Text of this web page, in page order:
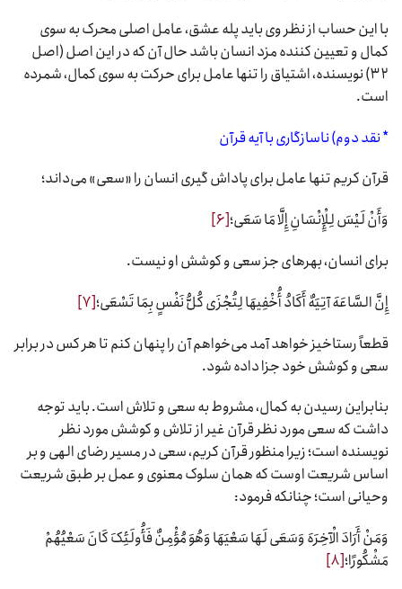
با این حساب از نظر وی باید پله عشق، عامل اصلی محرک به سوی
کمال و تعیین کننده مزد انسان باشد حال آن که در این اصل (اصل
۳۲) نویسنده، اشتیاق را تنها عامل برای حرکت به سوی کمال، شمرده
است.
* نقد دوم) ناسازگاری با آیه قرآن
قرآن کریم تنها عامل برای پاداش گیری انسان را «سعی» می‌داند؛
وَأَنْ لَیْسَ لِلْإِنْسَانِ إِلَّا مَا سَعَى؛[۶]
برای انسان، بهرهای جز سعی و کوشش او نیست.
إِنَّ السَّاعَهَ آتِیَهٌ أَکَادُ أُخْفِیهَا لِتُجْزَى کُلُّ نَفْسٍ بِمَا تَسْعَى؛[۷]
قطعاً رستاخیز خواهد آمد می‌خواهم آن را پنهان کنم تا هر کس در برابر
سعی و کوشش خود جزا داده شود.
بنابراین رسیدن به کمال، مشروط به سعی و تلاش است. باید توجه
داشت که سعی مورد نظر قرآن غیر از تلاش و کوشش مورد نظر
نویسنده است؛ زیرا منظور قرآن کریم، سعی در مسیر رضای الهی و بر
اساس شریعت اوست که همان سلوک معنوی و عمل بر طبق شریعت
وحیانی است؛ چنانکه فرمود:
وَمَنْ أَرَادَ الْآخِرَهَ وَسَعَى لَهَا سَعْیَهَا وَهُوَ مُؤْمِنٌ فَأُولَئِکَ کَانَ سَعْیُهُمْ
مَشْکُورًا؛[۸]